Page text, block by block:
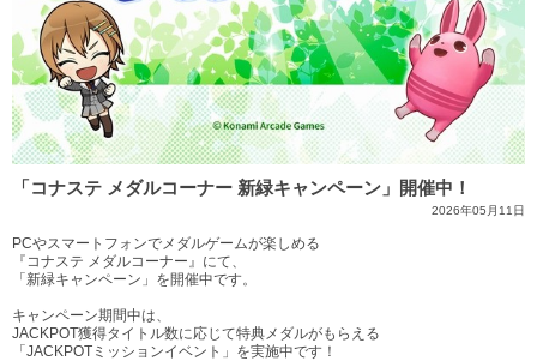
「コナステ メダルコーナー 新緑キャンペーン」開催中！
2026年05月11日
PCやスマートフォンでメダルゲームが楽しめる
『コナステ メダルコーナー』にて、
「新緑キャンペーン」を開催中です。
キャンペーン期間中は、
JACKPOT獲得タイトル数に応じて特典メダルがもらえる
「JACKPOTミッションイベント」を実施中です！